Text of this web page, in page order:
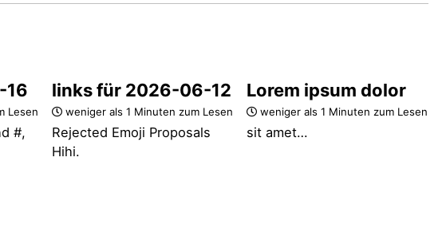
16
Lesen
#,
links für 2026-06-12
weniger als 1 Minuten zum Lesen
Rejected Emoji Proposals
Hihi.
Lorem ipsum dolor
weniger als 1 Minuten zum Lesen
sit amet…